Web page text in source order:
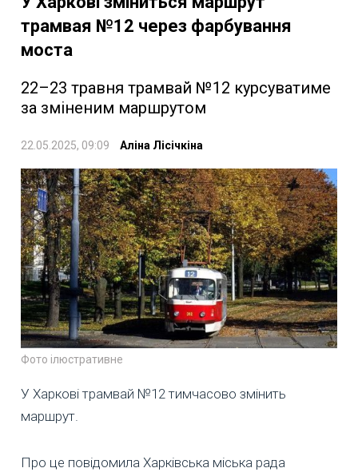
трамвая №12 через фарбування
моста
22–23 травня трамвай №12 курсуватиме
за зміненим маршрутом
22.05.2025, 09:09 Аліна Лісічкіна
Фото ілюстративне
У Харкові трамвай №12 тимчасово змінить
маршрут.
Про це повідомила Харківська міська рада